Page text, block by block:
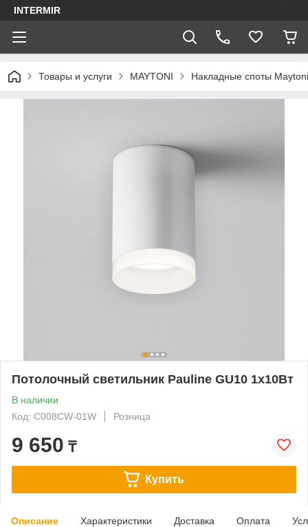
INTERMIR
Товары и услуги MAYTONI Накладные споты Maytoni
Потолочный светильник Pauline GU10 1x10Вт
В наличии
Код: C008CW-01W
Розница
9 650 ₸
Купить
Описание Характеристики Доставка Оплата